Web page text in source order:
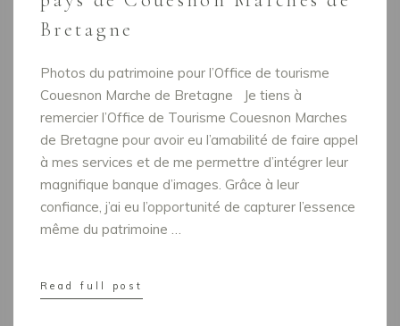
Bretagne
Photos du patrimoine pour l’Office de tourisme
Couesnon Marche de Bretagne Je tiens à
remercier l’Office de Tourisme Couesnon Marches
de Bretagne pour avoir eu l’amabilité de faire appel
à mes services et de me permettre d’intégrer leur
magnifique banque d’images. Grâce à leur
confiance, j’ai eu l’opportunité de capturer l’essence
même du patrimoine …
Read full post